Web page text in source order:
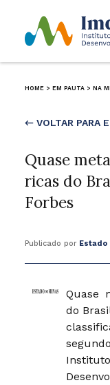
HOME > EM PAUTA > NA
← VOLTAR PARA
Quase
ricas do
Forbes
Publicado por Estado
Quase
do